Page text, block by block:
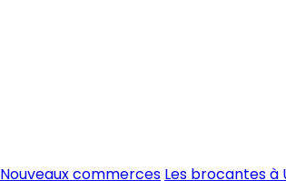
Nouveaux commerces Les brocantes à